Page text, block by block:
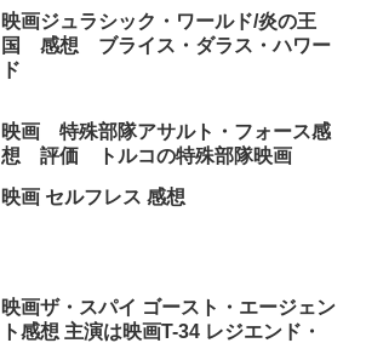
映画ジュラシック・ワールド/炎の王
国 感想 ブライス・ダラス・ハワー
ド
映画 特殊部隊アサルト・フォース感
想 評価 トルコの特殊部隊映画
映画 セルフレス 感想
映画ザ・スパイ ゴースト・エージェン
ト感想 主演は映画T-34 レジエンド・